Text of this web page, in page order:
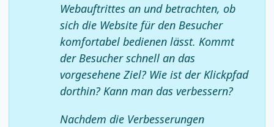
Webauftrittes an und betrachten, ob
sich die Website für den Besucher
komfortabel bedienen lässt. Kommt
der Besucher schnell an das
vorgesehene Ziel? Wie ist der Klickpfad
dorthin? Kann man das verbessern?
Nachdem die Verbesserungen